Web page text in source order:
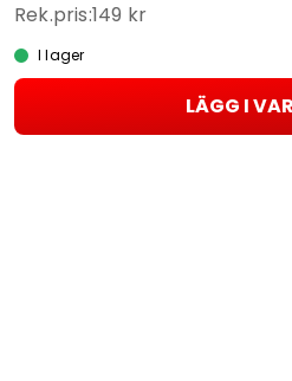
Rek.pris:149 kr
I lager
LÄGG I